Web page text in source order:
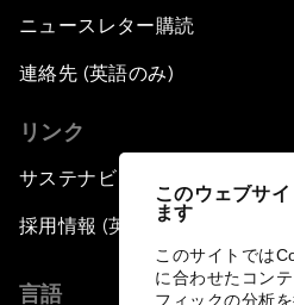
このウェブサ
ます
このサイトでは
に合わせたコン
フィックの分析
ニュースレター購読
連絡先 (英語のみ)
リンク
サステナビリティへの取り組み
採用情報 (英語のみ)
言語